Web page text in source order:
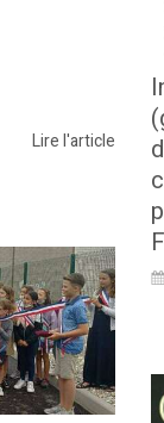
Lire l'article